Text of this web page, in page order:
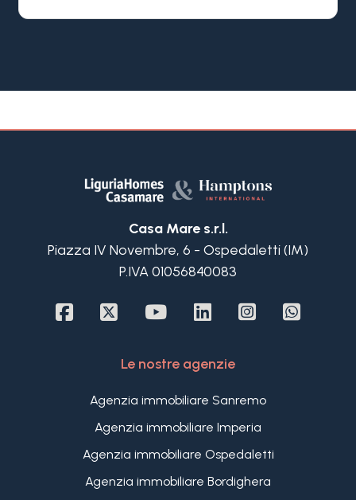
soggiorno con cucina a vista oltre a due ulteriori
camere e doppi servizi, offrendo una distribuzione
generosa e adatta anche a famiglie numerose o
Gli spazi esterni sono uno dei principali punti di
forza di questa villa in vendita a Ospedaletti con
ampio prato all'inglese, palme, alberi da frutta,
Completano la proprietà una comoda area
parcheggio scoperta e un box doppio, rendendo
questa villa moderna una soluzione rara per chi
cerca comfort, privacy e vista mare sulla Riviera
Casa Mare s.r.l.
Piazza IV Novembre, 6 - Ospedaletti (IM)
P.IVA 01056840083
Le nostre agenzie
Agenzia immobiliare Sanremo
Agenzia immobiliare Imperia
Agenzia immobiliare Ospedaletti
Agenzia immobiliare Bordighera